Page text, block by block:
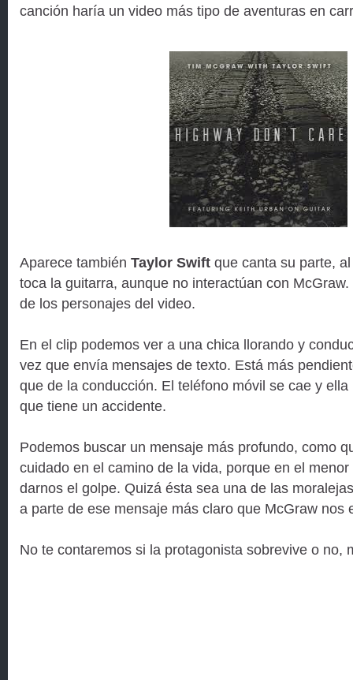
canción haría un video más tipo de aventuras en
Aparece también Taylor Swift que canta su parte,
toca la guitarra, aunque no interactúan con
de los personajes del video.
En el clip podemos ver a una chica llorando y
vez que envía mensajes de texto. Está más
que de la conducción. El teléfono móvil se cae y
que tiene un accidente.
Podemos buscar un mensaje más profundo, como
cuidado en el camino de la vida, porque en el
darnos el golpe. Quizá ésta sea una de las
a parte de ese mensaje más claro que McGraw nos
No te contaremos si la protagonista sobrevive o no,